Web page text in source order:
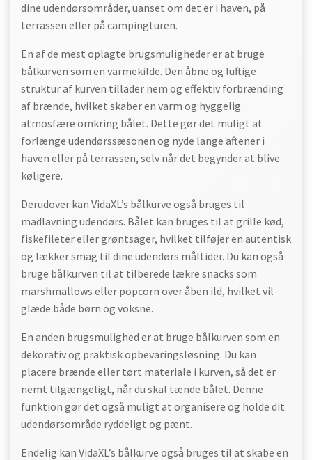
dine udendørsområder, uanset om det er i haven, på
terrassen eller på campingturen.
En af de mest oplagte brugsmuligheder er at bruge
bålkurven som en varmekilde. Den åbne og luftige
struktur af kurven tillader nem og effektiv forbrænding
af brænde, hvilket skaber en varm og hyggelig
atmosfære omkring bålet. Dette gør det muligt at
forlænge udendørssæsonen og nyde lange aftener i
haven eller på terrassen, selv når det begynder at blive
køligere.
Derudover kan VidaXL’s bålkurve også bruges til
madlavning udendørs. Bålet kan bruges til at grille kød,
fiskefileter eller grøntsager, hvilket tilføjer en autentisk
og lækker smag til dine udendørs måltider. Du kan også
bruge bålkurven til at tilberede lækre snacks som
marshmallows eller popcorn over åben ild, hvilket vil
glæde både børn og voksne.
En anden brugsmulighed er at bruge bålkurven som en
dekorativ og praktisk opbevaringsløsning. Du kan
placere brænde eller tørt materiale i kurven, så det er
nemt tilgængeligt, når du skal tænde bålet. Denne
funktion gør det også muligt at organisere og holde dit
udendørsområde ryddeligt og pænt.
Endelig kan VidaXL’s bålkurve også bruges til at skabe en